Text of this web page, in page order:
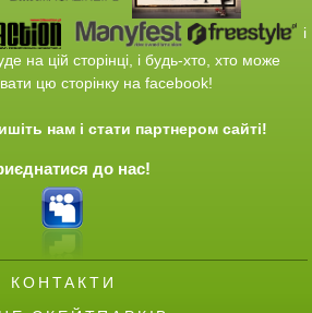
і
на цій сторінці, і будь-хто, хто може
цю сторінку на facebook!
нам і стати партнером сайті!
до нас!
КОНТАКТИ